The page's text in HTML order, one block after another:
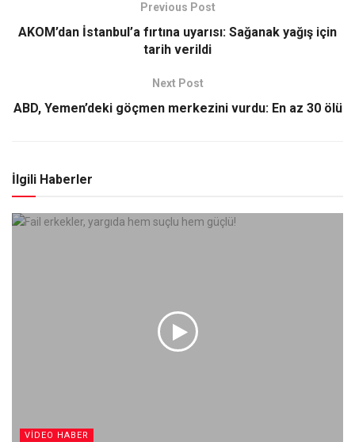
Previous Post
AKOM’dan İstanbul’a fırtına uyarısı: Sağanak yağış için
tarih verildi
Next Post
ABD, Yemen’deki göçmen merkezini vurdu: En az 30 ölü
İlgili Haberler
VIDEO HABER